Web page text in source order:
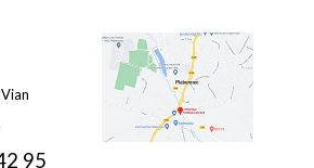
95